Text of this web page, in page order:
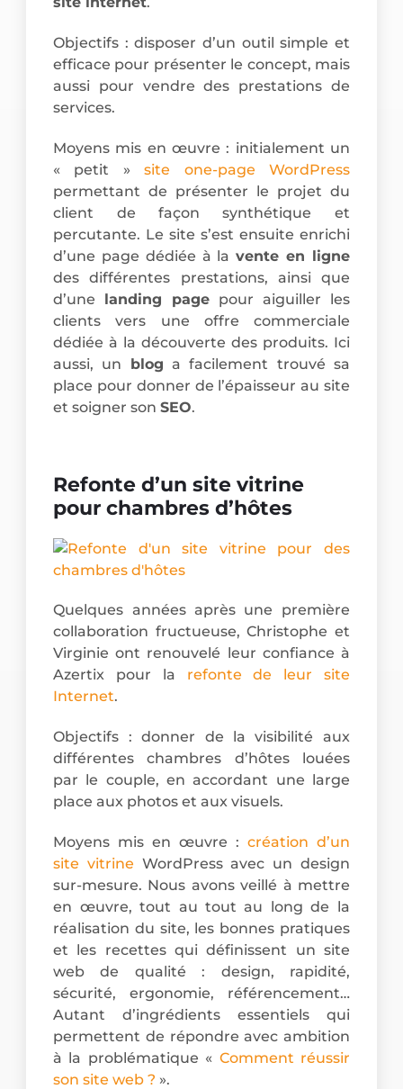
Objectifs : disposer d’un outil simple et
efficace pour présenter le concept, mais
aussi pour vendre des prestations de
services.
Moyens mis en œuvre : initialement un
« petit »site one-page WordPress
permettant de présenter le projet du
client de façon synthétique et
percutante. Le site s’est ensuite enrichi
d’une page dédiée à lavente en ligne
des différentes prestations, ainsi que
d’une landing page pour aiguiller les
clients vers une offre commerciale
dédiée à la découverte des produits. Ici
aussi, un blog a facilement trouvé sa
place pour donner de l’épaisseur au site
et soigner sonSEO.
Refonte d’un site vitrine
pour chambres d’hôtes
Quelques années après une première
collaboration fructueuse, Christophe et
Virginie ont renouvelé leur confiance à
Azertix pour la refonte de leur site
Internet.
Objectifs : donner de la visibilité aux
différentes chambres d’hôtes louées
par le couple, en accordant une large
place aux photos et aux visuels.
Moyens mis en œuvre : création d’un
site vitrine WordPress avec un design
sur-mesure. Nous avons veillé à mettre
en œuvre, tout au tout au long de la
réalisation du site, les bonnes pratiques
et les recettes qui définissent un site
web de qualité : design, rapidité,
sécurité, ergonomie, référencement…
Autant d’ingrédients essentiels qui
permettent de répondre avec ambition
à la problématique « Comment réussir
son site web ? ».